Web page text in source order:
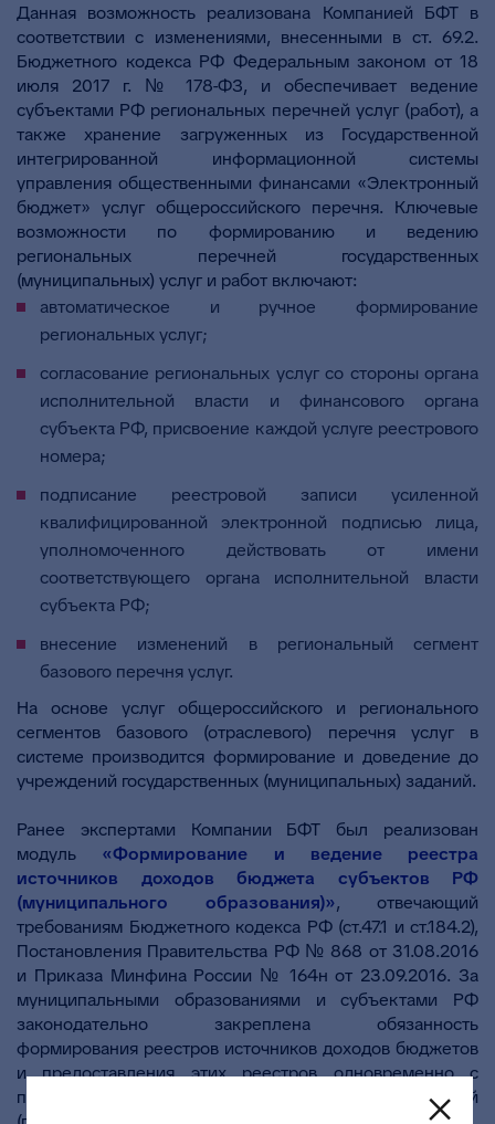
Данная возможность реализована Компанией БФТ в
соответствии с изменениями, внесенными в ст. 69.2.
Бюджетного кодекса РФ Федеральным законом от 18
июля 2017 г. № 178-ФЗ, и обеспечивает ведение
субъектами РФ региональных перечней услуг (работ), а
также хранение загруженных из Государственной
интегрированной информационной системы
управления общественными финансами «Электронный
бюджет» услуг общероссийского перечня. Ключевые
возможности по формированию и ведению
региональных перечней государственных
(муниципальных) услуг и работ включают:
автоматическое и ручное формирование
региональных услуг;
согласование региональных услуг со стороны органа
исполнительной власти и финансового органа
субъекта РФ, присвоение каждой услуге реестрового
номера;
подписание реестровой записи усиленной
квалифицированной электронной подписью лица,
уполномоченного действовать от имени
соответствующего органа исполнительной власти
субъекта РФ;
внесение изменений в региональный сегмент
базового перечня услуг.
На основе услуг общероссийского и регионального
сегментов базового (отраслевого) перечня услуг в
системе производится формирование и доведение до
учреждений государственных (муниципальных) заданий.
Ранее экспертами Компании БФТ был реализован
модуль «Формирование и ведение реестра
источников доходов бюджета субъектов РФ
(муниципального образования)», отвечающий
требованиям Бюджетного кодекса РФ (ст.47.1 и ст.184.2),
Постановления Правительства РФ № 868 от 31.08.2016
и Приказа Минфина России № 164н от 23.09.2016. За
муниципальными образованиями и субъектами РФ
законодательно закреплена обязанность
формирования реестров источников доходов бюджетов
и предоставления этих реестров одновременно с
проектом Закона (решения) в Законодательный